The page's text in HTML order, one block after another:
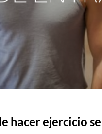
hacer ejercicio